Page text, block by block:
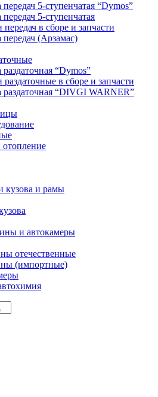
5-ступенчатая “Dymos”
5-ступенчатая
в сборе и запчасти
передач (Арзамас)
“Dymos”
раздаточные в сборе и запчасти
раздаточная “DIVGI WARNER”
кузова и рамы
и автокамеры
отечественные
(импортные)